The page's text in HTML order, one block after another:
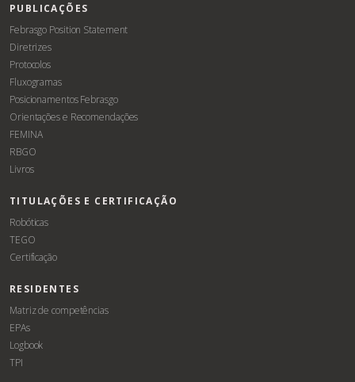
PUBLICAÇÕES
Febrasgo Position Statement
Diretrizes
Protocolos
Fluxogramas
Posicionamentos Febrasgo
Orientações e Recomendações
FEMINA
RBGO
Livros
TITULAÇÕES E CERTIFICAÇÃO
Robóticas
TEGO
Certificação
RESIDENTES
Matriz de competências
EPAs
Logbook
TPI